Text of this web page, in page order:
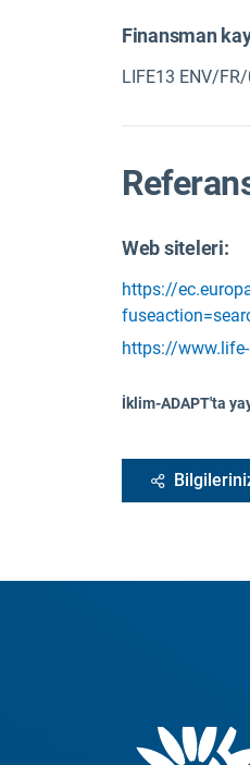
Finansman
LIFE13 ENV/
Web siteleri:
https://
https://
İklim-ADAPT'ta